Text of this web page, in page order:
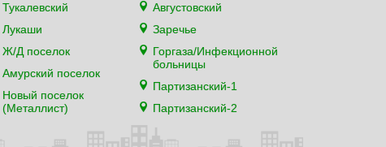
Тукалевский
Лукаши
Ж/Д поселок
Амурский поселок
Новый поселок
(Металлист)
Августовский
Заречье
Горгаза/Инфекционной
больницы
Партизанский-1
Партизанский-2